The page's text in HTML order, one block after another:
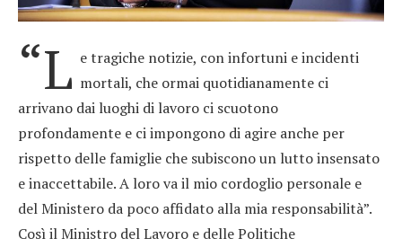
“L e tragiche notizie, con infortuni e incidenti
mortali, che ormai quotidianamente ci
arrivano dai luoghi di lavoro ci scuotono
profondamente e ci impongono di agire anche per
rispetto delle famiglie che subiscono un lutto insensato
e inaccettabile. A loro va il mio cordoglio personale e
del Ministero da poco affidato alla mia responsabilità”.
Così il Ministro del Lavoro e delle Politiche